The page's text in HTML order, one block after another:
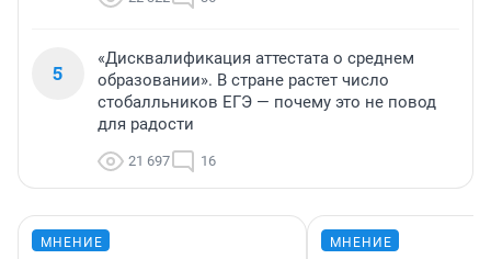
5
«Дисквалификация аттестата о среднем
образовании». В стране растет число
стобалльников ЕГЭ — почему это не повод
для радости
21 697 16
МНЕНИЕ МНЕНИЕ